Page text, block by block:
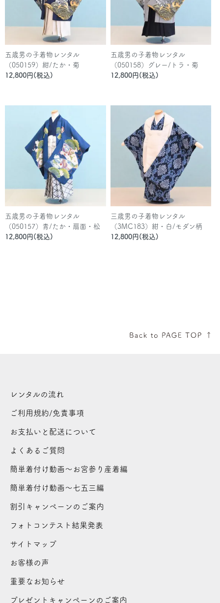
五歳男の子着物レンタル
（050159）紺/たか・菊
12,800円(税込)
五歳男の子着物レンタル
（050158）グレー/トラ・菊
12,800円(税込)
五歳男の子着物レンタル
（050157）青/たか・扇面・松
12,800円(税込)
三歳男の子着物レンタル
（3MC183）紺・白/モダン柄
12,800円(税込)
レンタルの流れ
ご利用規約/免責事項
お支払いと配送について
よくあるご質問
簡単着付け動画～お宮参り産着編
簡単着付け動画～七五三編
割引キャンペーンのご案内
フォトコンテスト結果発表
サイトマップ
お客様の声
重要なお知らせ
プレゼントキャンペーンのご案内